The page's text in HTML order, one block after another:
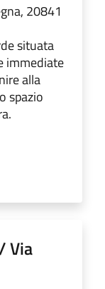
20841
situata
immediate
alla
spazio
Via